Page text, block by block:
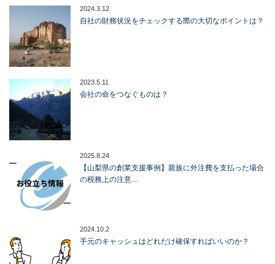
2024.3.12
自社の財務状況をチェックする際の大切なポイントは？
2023.5.11
会社の命をつなぐものは？
2025.8.24
【山梨県の創業支援事例】親族に外注費を支払った場合
の税務上の注意…
2024.10.2
手元のキャッシュはどれだけ確保すればいいのか？